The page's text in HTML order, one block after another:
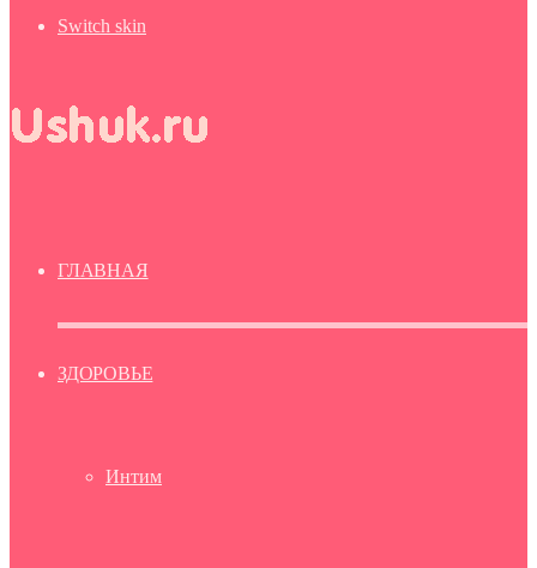
Switch skin
ГЛАВНАЯ
ЗДОРОВЬЕ
Интим